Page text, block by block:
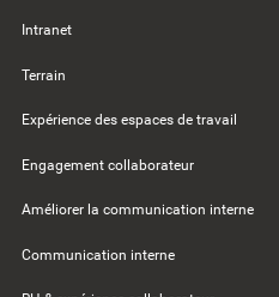
Intranet
Terrain
Expérience des espaces de travail
Engagement collaborateur
Améliorer la communication interne
Communication interne